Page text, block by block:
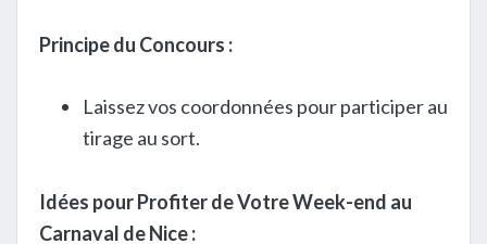
Principe du Concours :
Laissez vos coordonnées pour participer au
tirage au sort.
Idées pour Profiter de Votre Week-end au
Carnaval de Nice :